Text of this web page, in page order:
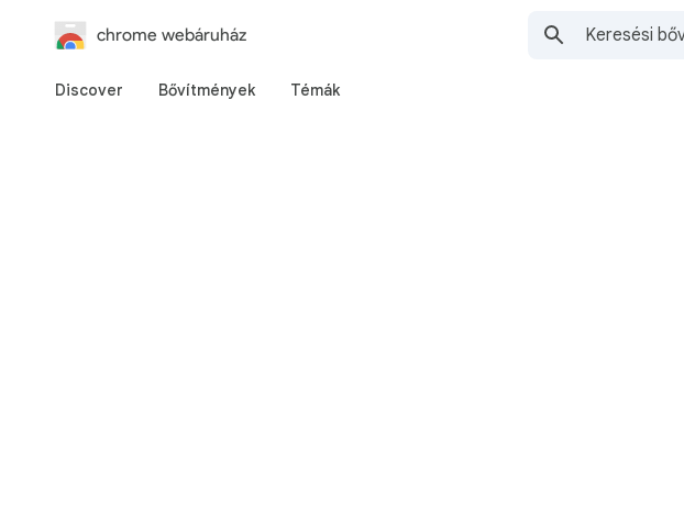
chrome webáruház
Discover Bővítmények Témák